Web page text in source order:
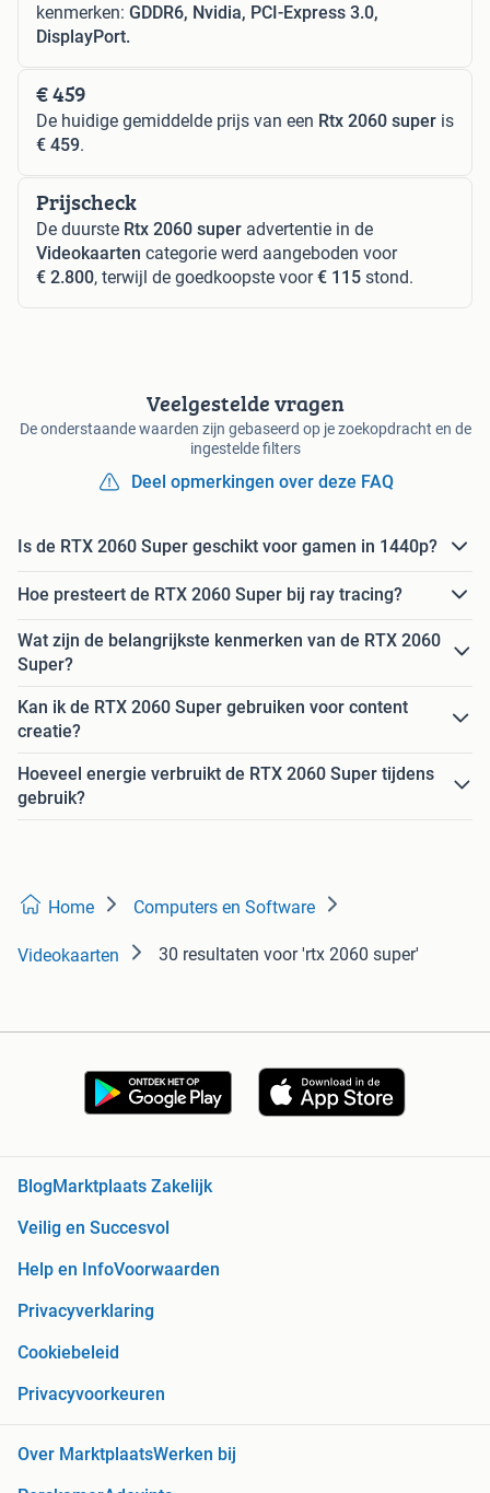
kenmerken: GDDR6, Nvidia, PCI-Express 3.0,
DisplayPort.
€ 459
De huidige gemiddelde prijs van een Rtx 2060 super is
€ 459.
Prijscheck
De duurste Rtx 2060 super advertentie in de
Videokaarten categorie werd aangeboden voor
€ 2.800, terwijl de goedkoopste voor€ 115 stond.
Veelgestelde vragen
De onderstaande waarden zijn gebaseerd op je zoekopdracht en de
ingestelde filters
Deel opmerkingen over deze FAQ
Is de RTX 2060 Super geschikt voor gamen in 1440p?
Hoe presteert de RTX 2060 Super bij ray tracing?
Wat zijn de belangrijkste kenmerken van de RTX 2060
Super?
Kan ik de RTX 2060 Super gebruiken voor content
creatie?
Hoeveel energie verbruikt de RTX 2060 Super tijdens
gebruik?
Home Computers en Software
Videokaarten 30 resultaten voor 'rtx 2060 super'
BlogMarktplaats Zakelijk
Veilig en Succesvol
Help en InfoVoorwaarden
Privacyverklaring
Cookiebeleid
Privacyvoorkeuren
Over MarktplaatsWerken bij